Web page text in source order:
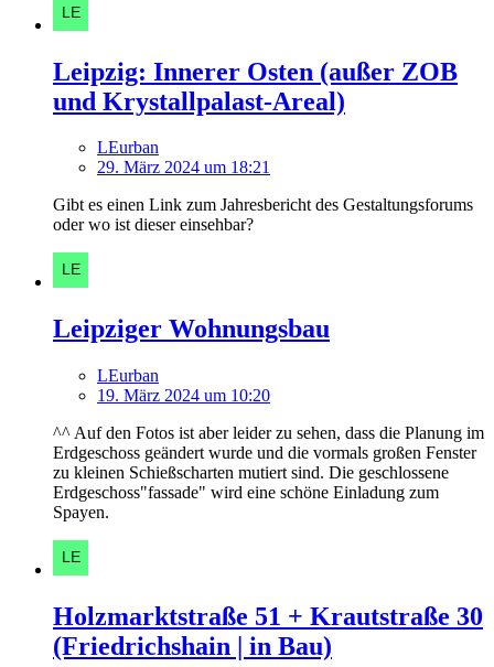
Leipzig: Innerer Osten (außer ZOB
und Krystallpalast-Areal)
LEurban
29. März 2024 um 18:21
Gibt es einen Link zum Jahresbericht des Gestaltungsforums
oder wo ist dieser einsehbar?
Leipziger Wohnungsbau
LEurban
19. März 2024 um 10:20
^^ Auf den Fotos ist aber leider zu sehen, dass die Planung im
Erdgeschoss geändert wurde und die vormals großen Fenster
zu kleinen Schießscharten mutiert sind. Die geschlossene
Erdgeschoss"fassade" wird eine schöne Einladung zum
Spayen.
Holzmarktstraße 51 + Krautstraße 30
(Friedrichshain | in Bau)